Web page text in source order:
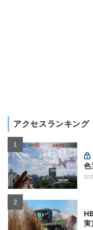
アクセスランキング
色
実